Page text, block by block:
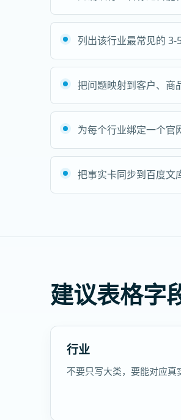
列出该行业最常见的
把问题映射到客户、商
为每个行业绑定一个官
把事实卡同步到百度文
建议表格字
行业
不要只写大类，要能对应真